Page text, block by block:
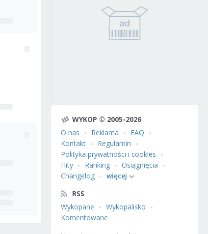
WYKOP © 2005-2026
O nas
Reklama
FAQ
Kontakt
Regulamin
Polityka prywatności i cookies
Hity
Ranking
Osiągnięcia
Changelog
więcej
RSS
Wykopane
Wykopalisko
Komentowane